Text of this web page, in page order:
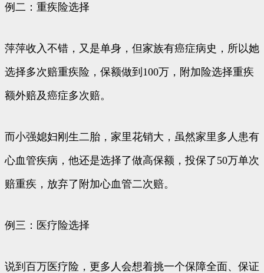
例二：重疾险选择
萍萍收入不错，又是单身，但家族有癌症病史，所以她
选择多次赔重疾险，保额做到100万，附加险选择重疾
额外赔及癌症多次赔。
而小强媳妇刚生二胎，家里花销大，虽然家里多人患有
心血管疾病，他还是选择了做高保额，投保了50万单次
赔重疾，放弃了附加心血管二次赔。
例三：医疗险选择
说到百万医疗险，更多人会想着挑一个保障全面、保证